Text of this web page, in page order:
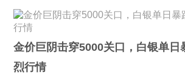
金价巨阴击穿5000关口，白银单日
烈行情